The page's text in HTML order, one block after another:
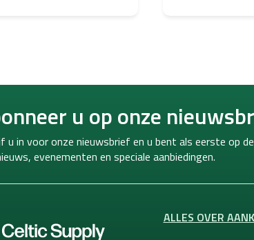
u op onze
u in voor onze nieuwsbrief en u bent als eerste op
evenementen en speciale aanbiedingen.
ALLES OVER